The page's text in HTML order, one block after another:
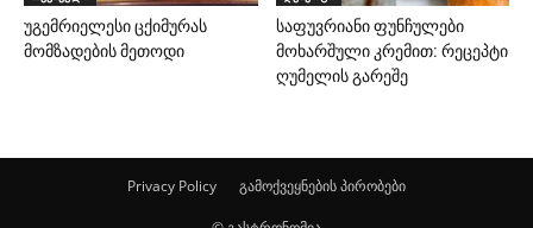
უგემრიელესი ცქიმურას
მომზადების მეთოდი
საფუვრიანი ფუნჩულები
მოხარშული კრემით: რეცეპტი
ღუმელის გარეშე
Privacy Policy გამოქვეყნების პირობები